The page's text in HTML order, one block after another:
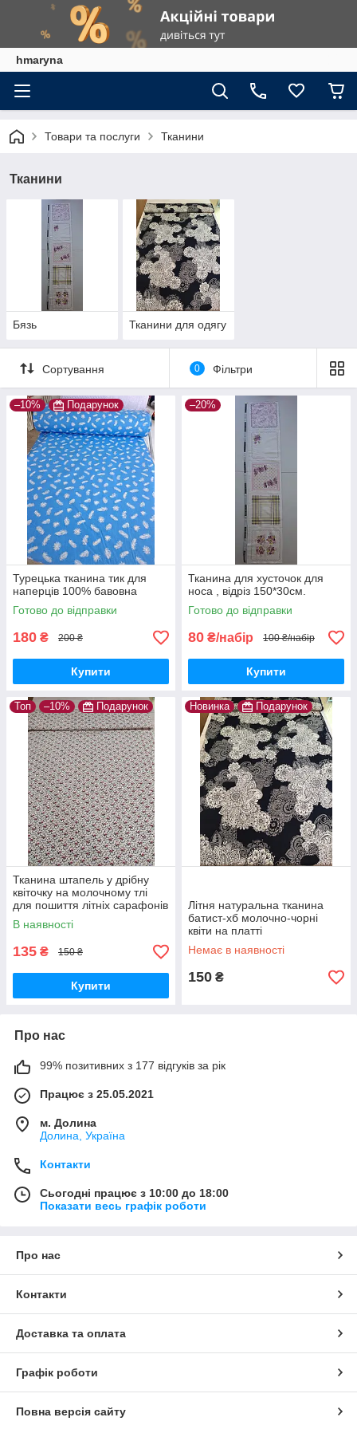
hmaryna
Товари та послуги Тканини
Тканини
Бязь Тканини для одягу
Сортування 0 Фільтри
–10% Подарунок
Турецька тканина тик для
наперців 100% бавовна
Готово до відправки
180 ₴ 200 ₴
Купити
–20%
Тканина для хусточок для
носа , відріз 150*30см.
Готово до відправки
80 ₴/набір 100 ₴/набір
Купити
Топ –10% Подарунок
Тканина штапель у дрібну
квіточку на молочному тлі
для пошиття літніх сарафонів
і сукав
В наявності
135 ₴ 150 ₴
Купити
Новинка Подарунок
Літня натуральна тканина
батист-хб молочно-чорні
квіти на платті
Немає в наявності
150 ₴
Про нас
99% позитивних з 177 відгуків за рік
Працює з 25.05.2021
м. Долина
Долина, Україна
Контакти
Сьогодні працює з 10:00 до 18:00
Показати весь графік роботи
Про нас
Контакти
Доставка та оплата
Графік роботи
Повна версія сайту